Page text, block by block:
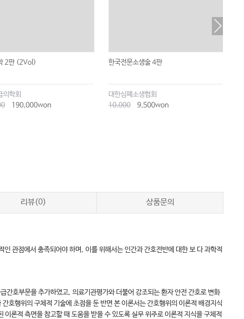
2판 (2Vol)
의학회
190,000won
한국전문소생술 4판
대한심폐소생협회
10,000
9,500won
리뷰(0) 상품문의
인 관점에서 충족되어야 하며 , 이를 위해서는 인간과 간호전반에 대한 보 다 과학적
간호부문을 추가하였고, 의료기관평가와 더불어 강조되는 환자 안전 간호로 변화
호행위의 구체적 기술에 초점을 둔 반면 본 이론서는 간호행위의 이론적 배경지식
이론적 측면을 참고할 때 도움을 받을 수 있도록 실무 위주로 이론적 지식을 구체적